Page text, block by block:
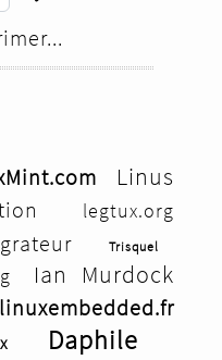
Linus
legtux.org
Trisquel
Ian Murdock
linuxembedded.fr
Daphile